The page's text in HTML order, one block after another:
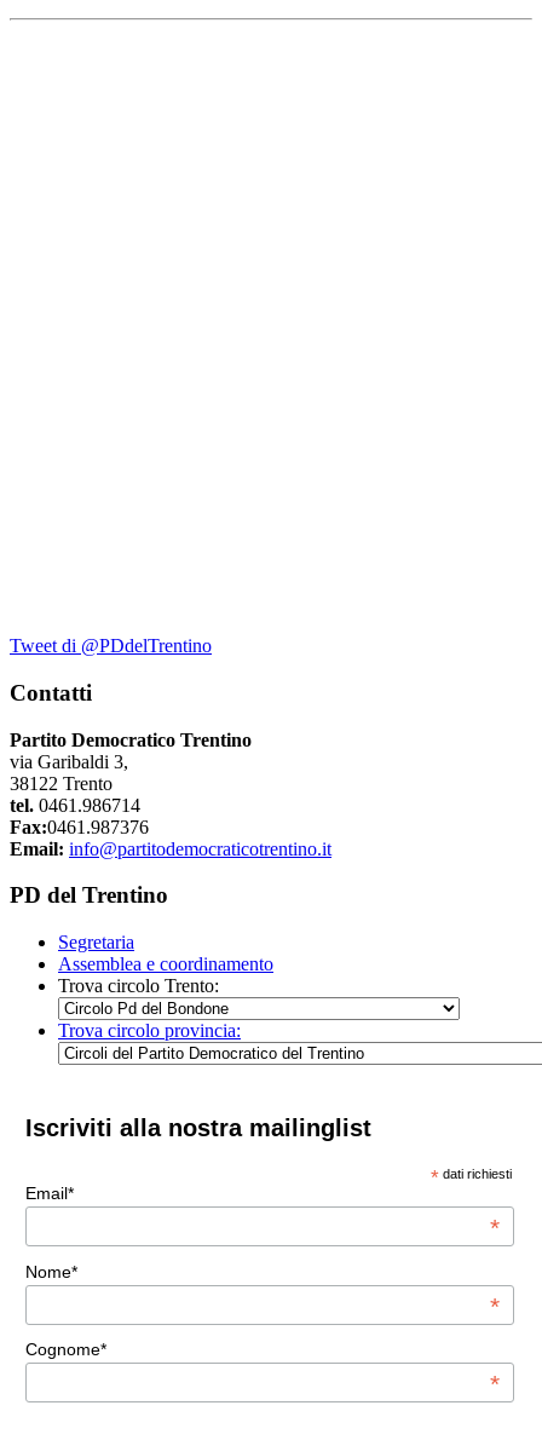
Tweet di @PDdelTrentino
Contatti
Partito Democratico Trentino
via Garibaldi 3,
38122 Trento
tel. 0461.986714
Fax:0461.987376
Email: info@partitodemocraticotrentino.it
PD del Trentino
Segretaria
Assemblea e coordinamento
Trova circolo Trento:
Trova circolo provincia:
Iscriviti alla nostra mailinglist
* dati richiesti
Email*
*
Nome*
*
Cognome*
*